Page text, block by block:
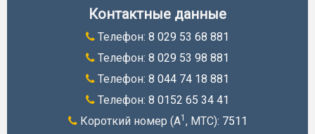
Контактные данные
Телефон: 8 029 53 68 881
Телефон: 8 029 53 98 881
Телефон: 8 044 74 18 881
Телефон: 8 0152 65 34 41
Короткий номер (A1 , МТС): 7511